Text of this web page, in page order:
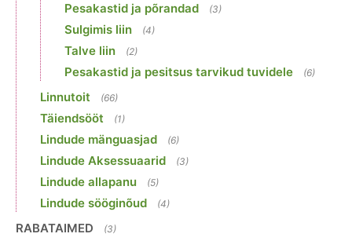
Pesakastid ja põrandad (3)
Sulgimis liin (4)
Talve liin (2)
Pesakastid ja pesitsus tarvikud tuvidele (6)
Linnutoit (66)
Täiendsööt (1)
Lindude mänguasjad (6)
Lindude Aksessuaarid (3)
Lindude allapanu (5)
Lindude sööginõud (4)
RABATAIMED (3)